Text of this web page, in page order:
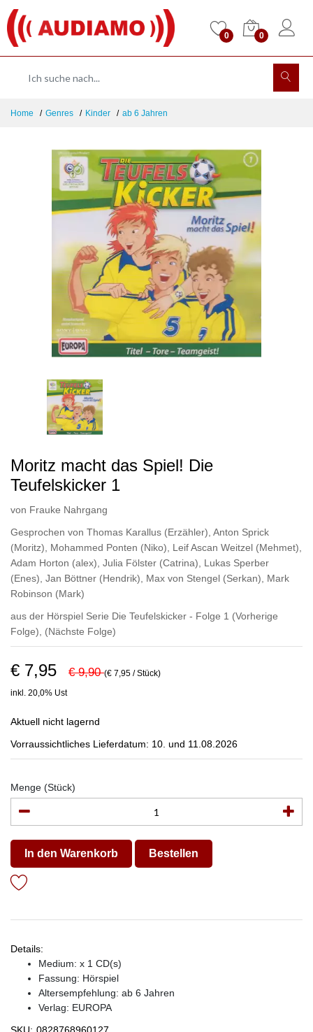
0 0
Home Genres Kinder ab 6 Jahren
Moritz macht das Spiel! Die
Teufelskicker 1
von Frauke Nahrgang
Gesprochen von Thomas Karallus (Erzähler) Anton Sprick
(Moritz)
Mohammed Ponten (Niko) Leif Ascan Weitzel (Mehmet)
Adam Horton (alex) Julia Fölster (Catrina)
Lukas Sperber
(Enes) Jan Böttner (Hendrik) Max von Stengel (Serkan)
Mark
Robinson (Mark)
aus der Hörspiel Serie Die Teufelskicker - Folge 1 (Vorherige
Folge)
(Nächste Folge)
€ 7,95 € 9,90(€ 7,95 / Stück)
inkl. 20,0% Ust
Aktuell nicht lagernd
Vorraussichtliches Lieferdatum: 10. und 11.08.2026
Menge (Stück)
In den Warenkorb Bestellen
Details:
Medium: x 1 CD(s)
Fassung: Hörspiel
Altersempfehlung: ab 6 Jahren
Verlag: EUROPA